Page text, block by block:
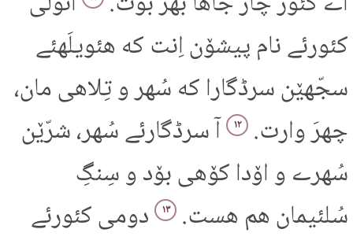
کئورئے نام پیشۆن اِنت که هئویلَهئے
سجّهێن سرڈگارا که سُهر و تِلاهی مان،
چهرَ وارت.
۱۲ آ سرڈگارئے سُهر، شرّێن
سُهرے و اۆدا کۆهی بۆد و سِنگِ
سُلئیمان هم هست.
۱۳ دومی کئورئے